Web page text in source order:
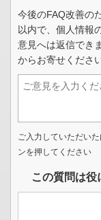
今後のFAQ改善の
以内で、個人情報
意見へは返信でき
からお寄せください
ご入力していただい
ンを押してください
この質問は役